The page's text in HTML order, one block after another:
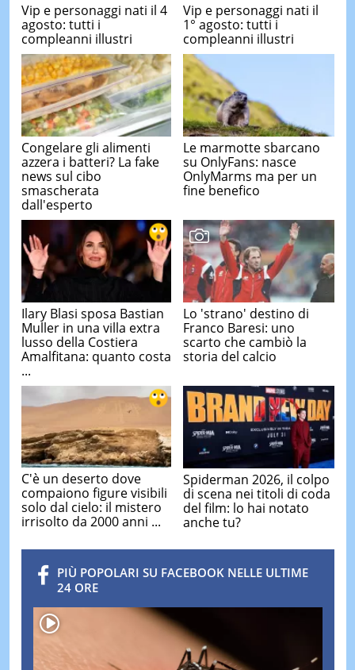
Vip e personaggi nati il 4
agosto: tutti i
compleanni illustri
Vip e personaggi nati il
1° agosto: tutti i
compleanni illustri
Congelare gli alimenti
azzera i batteri? La fake
news sul cibo
smascherata
dall'esperto
Le marmotte sbarcano
su OnlyFans: nasce
OnlyMarms ma per un
fine benefico
Ilary Blasi sposa Bastian
Muller in una villa extra
lusso della Costiera
Amalfitana: quanto costa
...
Lo 'strano' destino di
Franco Baresi: uno
scarto che cambiò la
storia del calcio
C'è un deserto dove
compaiono figure visibili
solo dal cielo: il mistero
irrisolto da 2000 anni ...
Spiderman 2026, il colpo
di scena nei titoli di coda
del film: lo hai notato
anche tu?
PIÙ POPOLARI SU FACEBOOK NELLE ULTIME
24 ORE